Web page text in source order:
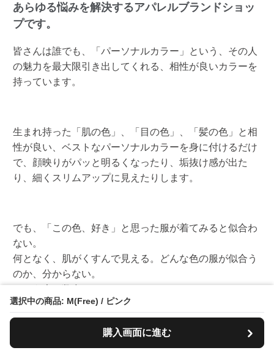
選択中の商品: M(Free) / ピンク
購入画面に進む
あらゆる悩みを解決するアパレルブランドショッ
プです。
皆さんは誰でも、「パーソナルカラー」という、その人
の魅力を最大限引き出してくれる、相性が良いカラーを
持っています。
生まれ持った「肌の色」、「目の色」、「髪の色」と相
性が良い、ベストなパーソナルカラーを身に付けるだけ
で、顔映りがパッと明るくなったり、垢抜け感が出た
り、細くスリムアップに見えたりします。
でも、「この色、好き」と思った服が着てみると似合わ
ない。
何となく、肌がくすんで見える。どんな色の服が似合う
のか、分からない。
そこで、「ブルベ夏・ブルベ冬さんに徹底して寄り添っ